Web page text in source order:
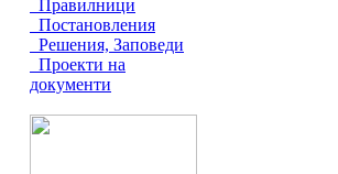
Правилници
Постановления
Решения, Заповеди
Проекти на
документи